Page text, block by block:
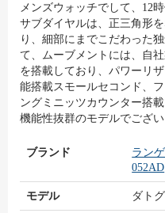
メンズウォッチでして、12
サブダイヤルは、正三角形
り、細部にまでこだわった
て、ムーブメントには、自
を搭載しており、パワーリ
能搭載スモールセコンド、
ングミニッツカウンター搭
機能性抜群のモデルでござい
ブランド
ラン
052AD
モデル ダト